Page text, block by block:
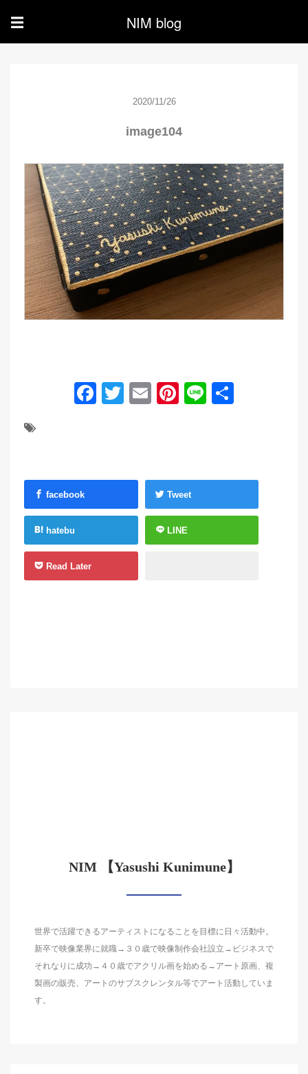
☰ NIM blog
2020/11/26
image104
Facebook
Twitter
EmailPinterest
Line
facebook Tweet
hatebu LINE
Read Later
NIM 【Yasushi Kunimune】
世界で活躍できるアーティストになることを目標に日々活動中。
新卒で映像業界に就職→３０歳で映像制作会社設立→ビジネスで
それなりに成功→４０歳でアクリル画を始める→アート原画、複
製画の販売、アートのサブスクレンタル等でアート活動していま
す。